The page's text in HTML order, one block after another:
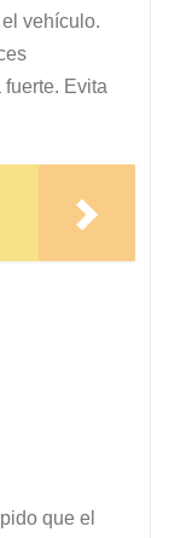
vehículo.
Evita
que el